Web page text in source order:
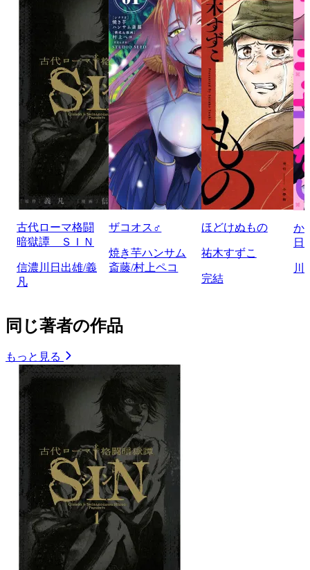
古代ローマ格闘
暗獄譚 ＳＩＮ
信濃川日出雄/義
凡
ザコオス♂
焼き芋ハンサム
斎藤/村上ペコ
ほどけぬもの
祐木すずこ
完結
か
日
川
同じ著者の作品
もっと見る